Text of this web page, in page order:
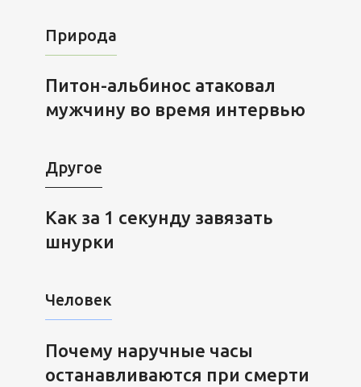
Природа
Питон-альбинос атаковал
мужчину во время интервью
Другое
Как за 1 секунду завязать
шнурки
Человек
Почему наручные часы
останавливаются при смерти